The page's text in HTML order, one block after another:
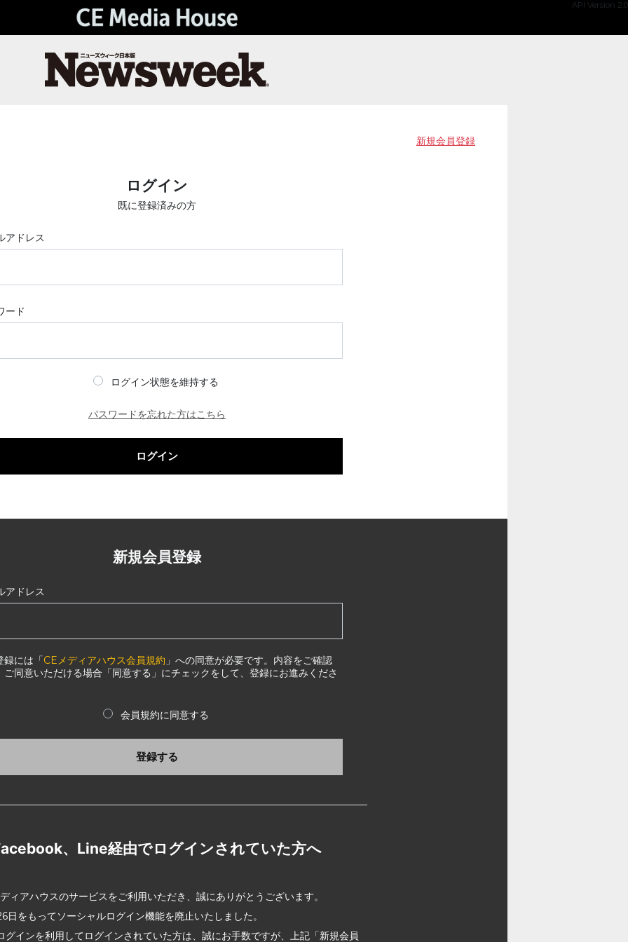
API Version 2.0
新規会員登録
ログイン
既に登録済みの方
アドレス
ード
ログイン状態を維持する
パスワードを忘れた方はこちら
ログイン
新規会員登録
アドレス
録には「CEメディアハウス会員規約 」への同意が必要です。内容をご確認
ご同意いただける場合「同意する」にチェックをして、登録にお進みくださ
会員規約に同意する
登録する
、Line経由でログインされていた方へ
ィアハウスのサービスをご利用いただき、誠にありがとうございます。
日をもってソーシャルログイン機能を廃止いたしました。
グインを利用してログインされていた方は、誠にお手数ですが、上記「新規会員